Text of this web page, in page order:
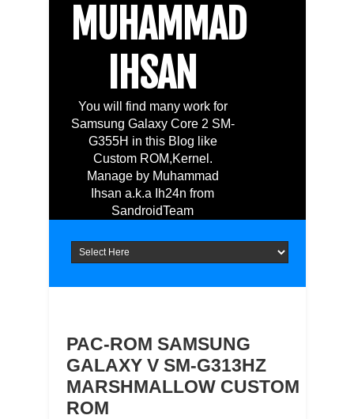
MUHAMMAD
IHSAN
You will find many work for
Samsung Galaxy Core 2 SM-
G355H in this Blog like
Custom ROM,Kernel.
Manage by Muhammad
Ihsan a.k.a Ih24n from
SandroidTeam
PAC-ROM SAMSUNG
GALAXY V SM-G313HZ
MARSHMALLOW CUSTOM
ROM